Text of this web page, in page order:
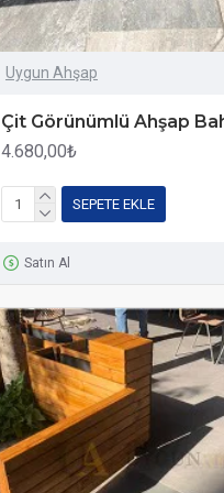
Uygun Ahşap
Çit Görünümlü Ahşap
4.680,00₺
SEPETE EKLE
Satın Al